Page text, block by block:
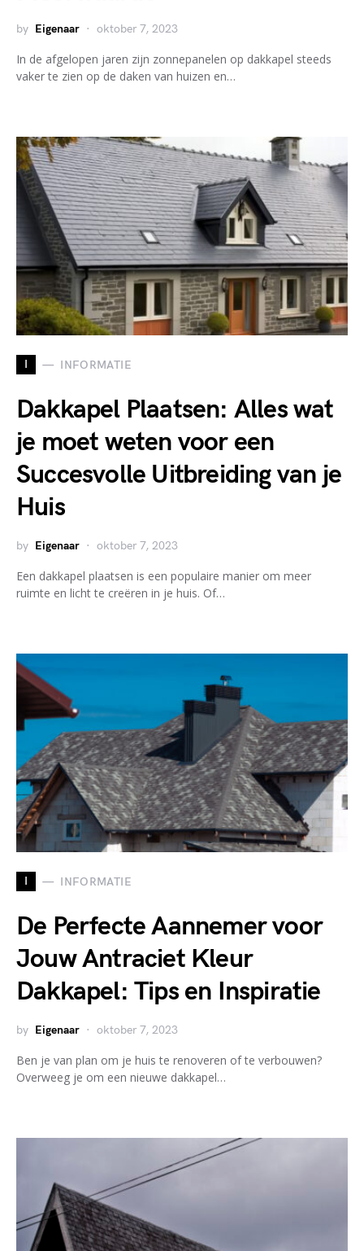
by Eigenaar oktober 7, 2023
In de afgelopen jaren zijn zonnepanelen op dakkapel steeds
vaker te zien op de daken van huizen en…
I INFORMATIE
Dakkapel Plaatsen: Alles wat
je moet weten voor een
Succesvolle Uitbreiding van je
Huis
by Eigenaar oktober 7, 2023
Een dakkapel plaatsen is een populaire manier om meer
ruimte en licht te creëren in je huis. Of…
I INFORMATIE
De Perfecte Aannemer voor
Jouw Antraciet Kleur
Dakkapel: Tips en Inspiratie
by Eigenaar oktober 7, 2023
Ben je van plan om je huis te renoveren of te verbouwen?
Overweeg je om een nieuwe dakkapel…